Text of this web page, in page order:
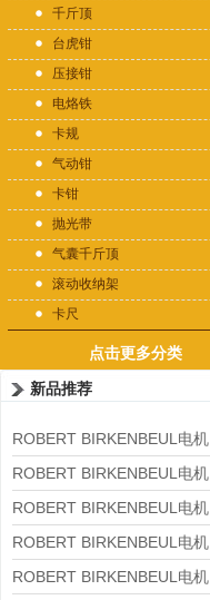
千斤顶
台虎钳
压接钳
电烙铁
卡规
气动钳
卡钳
抛光带
气囊千斤顶
滚动收纳架
卡尺
点击更多分类
新品推荐
ROBERT BIRKENBEUL电机
8APE225M-4-IE3
ROBERT BIRKENBEUL电机
8APE180L-4 IE3
ROBERT BIRKENBEUL电机
8APE160M-6 IE3
ROBERT BIRKENBEUL电机
8APE160L-4-IE3
ROBERT BIRKENBEUL电机